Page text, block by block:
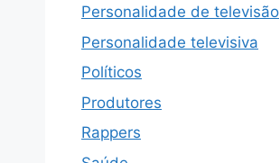
Personalidade de televisão
Personalidade televisiva
Políticos
Produtores
Rappers